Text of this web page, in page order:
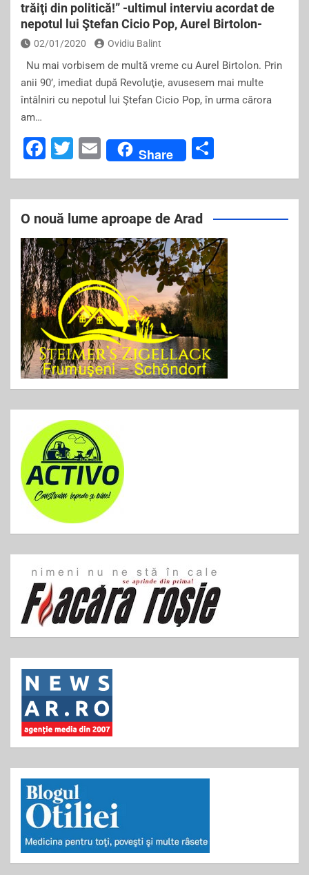
trăiţi din politică!” -ultimul interviu acordat de
nepotul lui Ştefan Cicio Pop, Aurel Birtolon-
02/01/2020 Ovidiu Balint
Nu mai vorbisem de multă vreme cu Aurel Birtolon. Prin
anii 90’, imediat după Revoluţie, avusesem mai multe
întâlniri cu nepotul lui Ştefan Cicio Pop, în urma cărora
am…
F
c
e
b
o
o
k
T
tt
er
E
m
ai
l
Share
ar
e
O nouă lume aproape de Arad